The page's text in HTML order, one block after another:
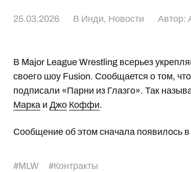
25.03.2026 В Инди, Новости Автор:
В Major League Wrestling всерьез
своего шоу Fusion. Сообщается о том,
подписали «Парни из Глазго». Так
Марка иДжо Коффи.
Сообщение об этом сначала появилось
#MLW #Контракты